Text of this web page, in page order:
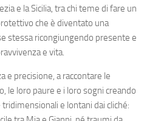
e la Sicilia, tra chi teme di fare un
che è diventato una
stessa ricongiungendo presente e
e vita.
e precisione, a raccontare le
le loro paure e i loro sogni creando
e lontani dai cliché: